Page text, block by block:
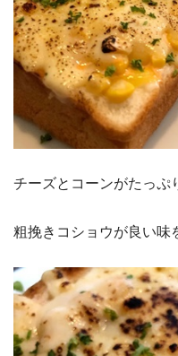
チーズとコーンがたっぷ
粗挽きコショウが良い